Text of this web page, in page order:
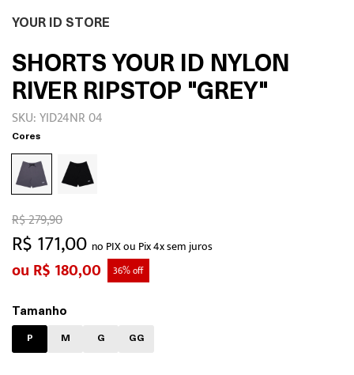
YOUR ID STORE
SHORTS YOUR ID NYLON
RIVER RIPSTOP "GREY"
SKU: YID24NR 04
Cores
R$ 171,00 no PIX ou Pix 4x sem juros
R$ 279,90
R$ 180,00 36% off
Tamanho
P M G GG